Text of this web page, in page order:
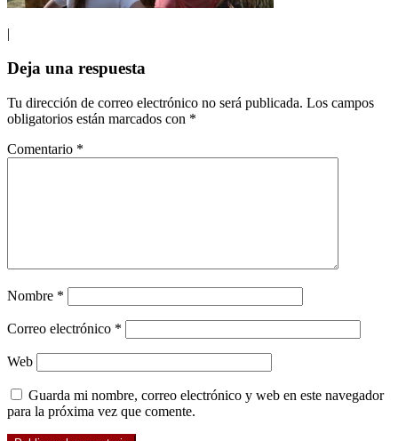
|
Interacciones
los
lectores
Deja una respuesta
Tu dirección de correo electrónico no será publicada. Los campos
obligatorios están marcados con *
Comentario *
Nombre *
Correo electrónico *
Web
Guarda mi nombre, correo electrónico y web en este navegador
para la próxima vez que comente.